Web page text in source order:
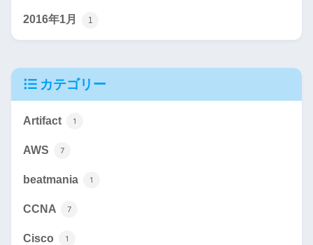
2016年1月 1
カテゴリー
Artifact 1
AWS 7
beatmania 1
CCNA 7
Cisco 1